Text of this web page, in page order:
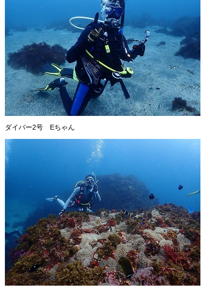
ダイバー2号 Eちゃん